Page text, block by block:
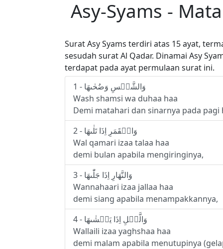
Asy-Syams -
Surat Asy Syams terdiri atas 15 ayat,
sesudah surat Al Qadar. Dinamai Asy
terdapat pada ayat permulaan surat ini.
Wash shamsi wa duhaa haa
Demi matahari dan sinarnya pada pagi
Wal qamari izaa talaa haa
demi bulan apabila mengiringinya,
Wannahaari izaa jallaa haa
demi siang apabila menampakkannya,
Wallaili izaa yaghshaa haa
demi malam apabila menutupinya